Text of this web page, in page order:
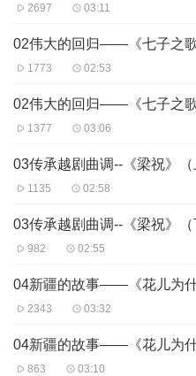
2697 03:11
02伟大的回归——《七子之歌
1773 02:53
02伟大的回归——《七子之歌
1377 03:06
03传承越剧曲调--《梁祝》（
1135 02:58
03传承越剧曲调--《梁祝》（
982 02:55
04新疆的故事——《花儿为什
2343 03:32
04新疆的故事——《花儿为什
863 03:10